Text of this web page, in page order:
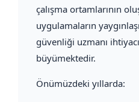
çalışma ortamlarının
uygulamaların
güvenliği uzmanı
büyümektedir.
Önümüzdeki yıllarda: